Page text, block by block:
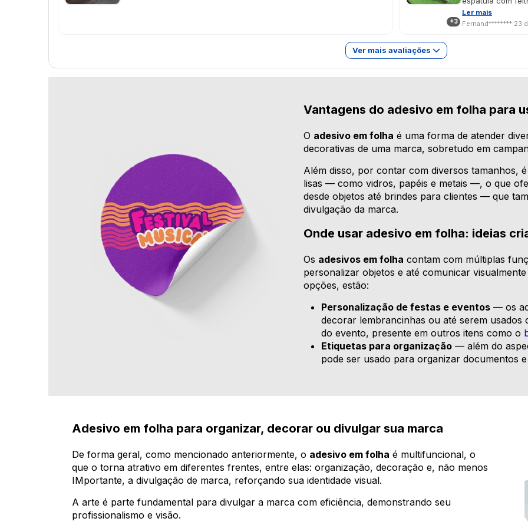
+3
sabão, para
desastroso
tentar tirar, ele
impressão,
Ler mais
Fernand******** 23
Ver mais avaliações
Vantagens do adesivo em folha para
O adesivo em folha é uma forma de atender
decorativas de uma marca, sobretudo em
Além disso, por contar com diversos tamanhos,
lisas — como vidros, papéis e metais —, o que
desde objetos até brindes para clientes — que
divulgação da marca.
Onde usar adesivo em folha: ideias
Os adesivos em folha contam com múltiplas
personalizar objetos e até comunicar
opções, estão:
Personalização de festas e eventos — os
decorar lembrancinhas ou até serem usados
do evento, presente em outros itens como o
Etiquetas para organização — além do
pode ser usado para organizar documentos
Adesivo em folha para organizar, decorar ou divulgar sua marca
De forma geral, como mencionado anteriormente, o adesivo em folha é multifuncional, o
que o torna atrativo em diferentes frentes, entre elas: organização, decoração e, não menos
IMportante, a divulgação de marca, reforçando sua identidade visual.
A arte é parte fundamental para divulgar a marca com eficiência, demonstrando seu
profissionalismo e visão.